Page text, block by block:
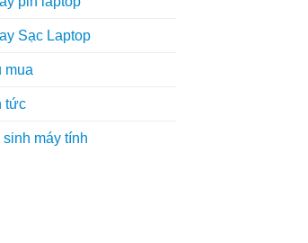
Sạc Laptop
mua
tức
sinh máy tính